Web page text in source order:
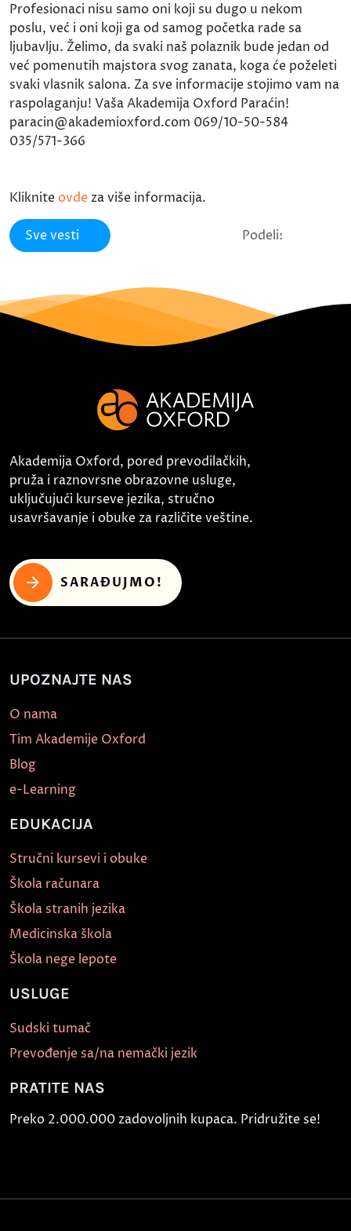
Profesionaci nisu samo oni koji su dugo u nekom
poslu, već i oni koji ga od samog početka rade sa
ljubavlju. Želimo, da svaki naš polaznik bude jedan od
već pomenutih majstora svog zanata, koga će poželeti
svaki vlasnik salona. Za sve informacije stojimo vam na
raspolaganju! Vaša Akademija Oxford Paraćin!
paracin@akademioxford.com 069/10-50-584
035/571-366
Kliknite ovde za više informacija.
Sve vesti Podeli:
Akademija Oxford, pored prevodilačkih,
pruža i raznovrsne obrazovne usluge,
uključujući kurseve jezika, stručno
usavršavanje i obuke za različite veštine.
SARAĐUJMO!
UPOZNAJTE NAS
O nama
Tim Akademije Oxford
Blog
e-Learning
EDUKACIJA
Stručni kursevi i obuke
Škola računara
Škola stranih jezika
Medicinska škola
Škola nege lepote
USLUGE
Sudski tumač
Prevođenje sa/na nemački jezik
PRATITE NAS
Preko 2.000.000 zadovoljnih kupaca. Pridružite se!